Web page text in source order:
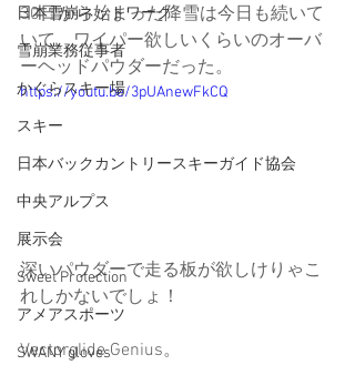
日本雪崩ネットワーク
雪崩業務従事者
かぐらスキー場
スキー
日本バックカントリースキーガイド協会
中央アルプス
展示会
Sweet Protection
アメアスポーツ
SWANY gloves
30日から始まった降雪は今日も続いて
いて、ワイパー欲しいくらいのオーバ
ーヘッドパウダーだった。
https://youtu.be/3pUAnewFkCQ
深いパウダーで走る板が欲しけりゃこ
れしかないでしょ！
Vectorglide Genius。